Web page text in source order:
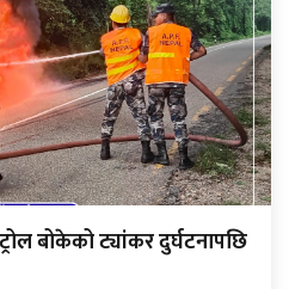
बोकेको ट्यांकर दुर्घटनापछि